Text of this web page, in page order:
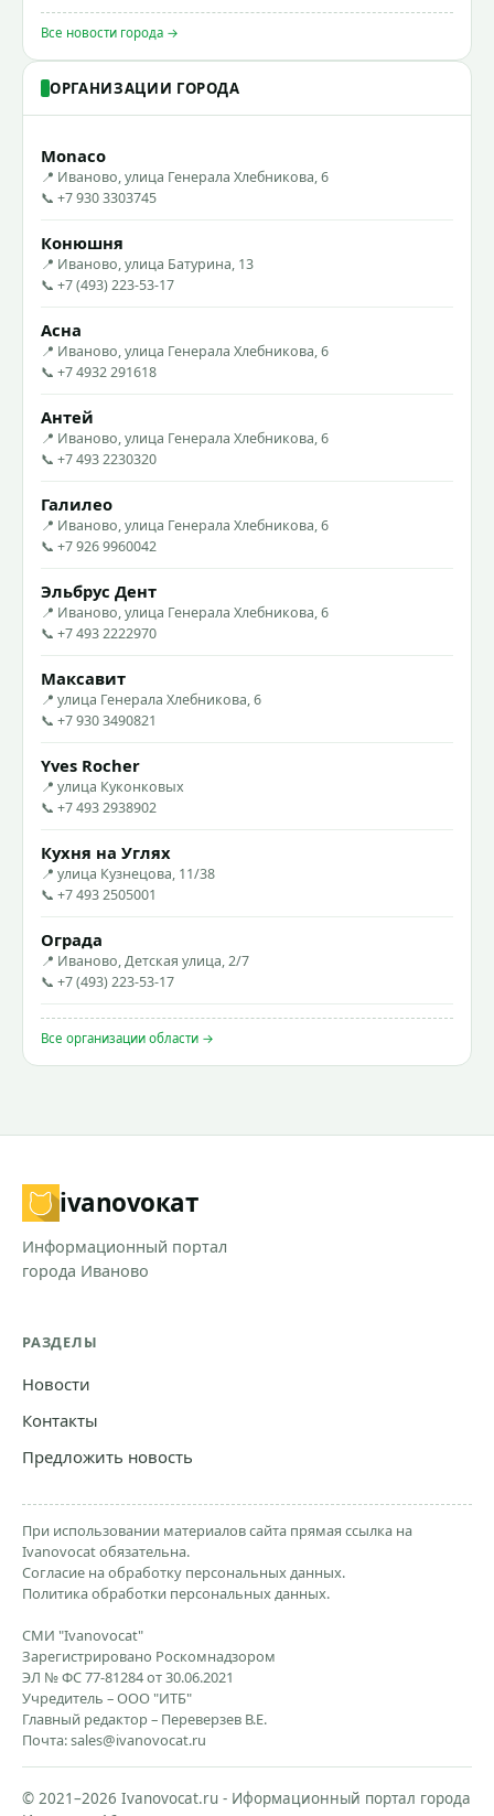
Все новости города →
ОРГАНИЗАЦИИ ГОРОДА
Monaco
📍 Иваново, улица Генерала Хлебникова, 6
📞 +7 930 3303745
Конюшня
📍 Иваново, улица Батурина, 13
📞 +7 (493) 223-53-17
Асна
📍 Иваново, улица Генерала Хлебникова, 6
📞 +7 4932 291618
Антей
📍 Иваново, улица Генерала Хлебникова, 6
📞 +7 493 2230320
Галилео
📍 Иваново, улица Генерала Хлебникова, 6
📞 +7 926 9960042
Эльбрус Дент
📍 Иваново, улица Генерала Хлебникова, 6
📞 +7 493 2222970
Максавит
📍 улица Генерала Хлебникова, 6
📞 +7 930 3490821
Yves Rocher
📍 улица Куконковых
📞 +7 493 2938902
Кухня на Углях
📍 улица Кузнецова, 11/38
📞 +7 493 2505001
Ограда
📍 Иваново, Детская улица, 2/7
📞 +7 (493) 223-53-17
Все организации области →
ivanovoкат
Информационный портал
города Иваново
РАЗДЕЛЫ
Новости
Контакты
Предложить новость
При использовании материалов сайта прямая ссылка на
Ivanovocat обязательна.
Согласие на обработку персональных данных.
Политика обработки персональных данных.
СМИ "Ivanovocat"
Зарегистрировано Роскомнадзором
ЭЛ № ФС 77-81284 от 30.06.2021
Учредитель – ООО "ИТБ"
Главный редактор – Переверзев В.Е.
Почта:sales@ivanovocat.ru
© 2021–2026 Ivanovocat.ru - Иформационный портал города